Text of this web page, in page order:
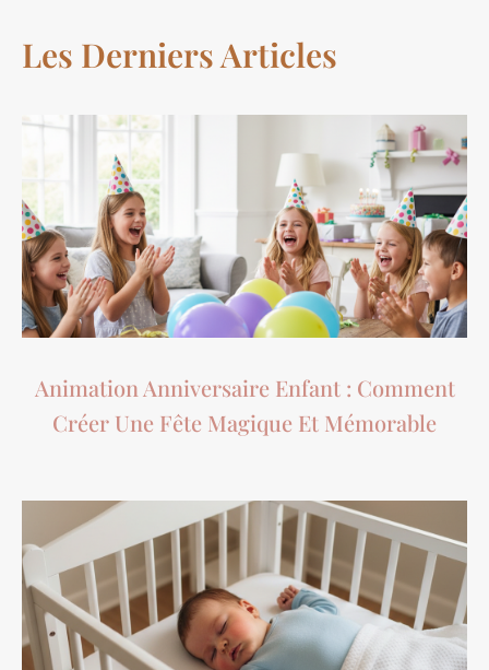
Les Derniers Articles
Animation Anniversaire Enfant : Comment
Créer Une Fête Magique Et Mémorable